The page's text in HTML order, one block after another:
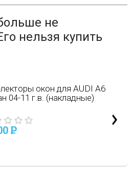
не
нельзя купить
окон для AUDI A6
04-11 г.в. (накладные)
P